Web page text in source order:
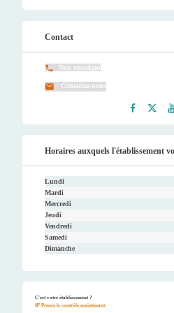
Contact
Non renseigné
Contactez-nous
ook
er
Horaires auxquels l'établissement
Lundi
Mardi
Mercredi
Jeudi
Vendredi
Samedi
Dimanche
C'est votre établissement ?
Prenez le contrôle maintenant.